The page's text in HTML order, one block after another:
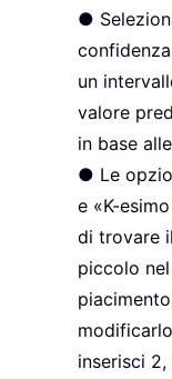
●
un
valore
in base
● Le
e «K-
di trovare
piccolo
inserisci